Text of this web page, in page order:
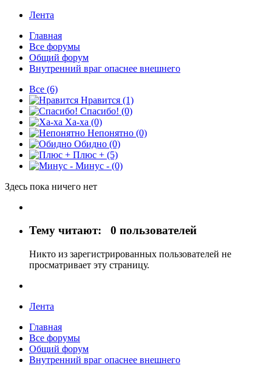
Лента
Главная
Все форумы
Общий форум
Внутренний враг опаснее внешнего
Все (6)
Нравится (1)
Спасибо! (0)
Ха-ха (0)
Непонятно (0)
Обидно (0)
Плюс + (5)
Минус - (0)
Здесь пока ничего нет
Тему читают: 0 пользователей
Никто из зарегистрированных пользователей не
просматривает эту страницу.
Лента
Главная
Все форумы
Общий форум
Внутренний враг опаснее внешнего